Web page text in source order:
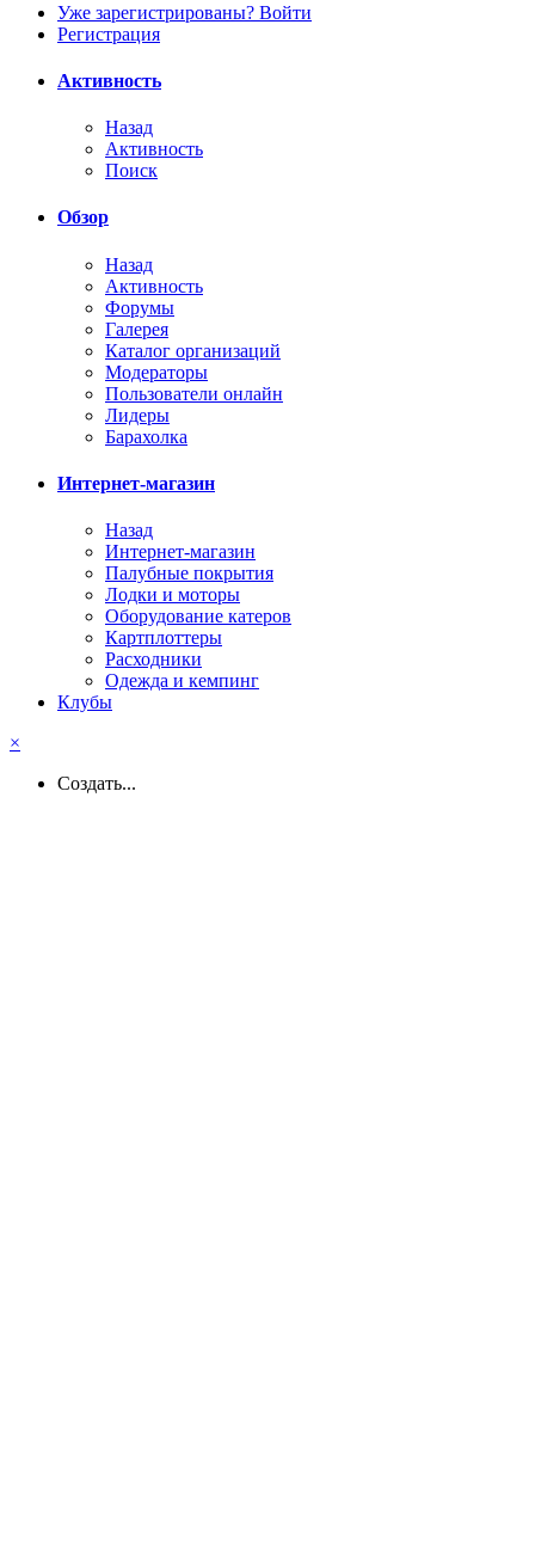
Уже зарегистрированы? Войти
Регистрация
Активность
Назад
Активность
Поиск
Обзор
Назад
Активность
Форумы
Галерея
Каталог организаций
Модераторы
Пользователи онлайн
Лидеры
Барахолка
Интернет-магазин
Назад
Интернет-магазин
Палубные покрытия
Лодки и моторы
Оборудование катеров
Картплоттеры
Расходники
Одежда и кемпинг
Клубы
×
Создать...